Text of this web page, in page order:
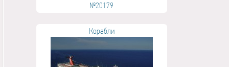
№20179
Корабли